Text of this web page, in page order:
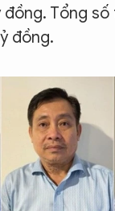
Tổng số
đồng.